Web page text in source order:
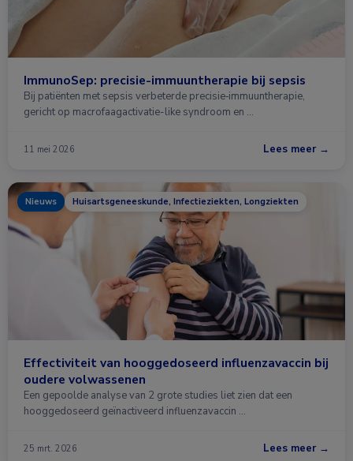
ImmunoSep: precisie-immuuntherapie bij sepsis
Bij patiënten met sepsis verbeterde precisie‑immuuntherapie,
gericht op macrofaagactivatie-like syndroom en …
11 mei 2026 Lees meer →
Nieuws Huisartsgeneeskunde, Infectieziekten, Longziekten
Effectiviteit van hooggedoseerd influenzavaccin bij
oudere volwassenen
Een gepoolde analyse van 2 grote studies liet zien dat een
hooggedoseerd geïnactiveerd influenzavaccin …
25 mrt. 2026 Lees meer →